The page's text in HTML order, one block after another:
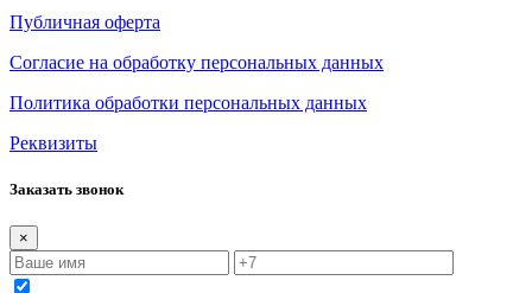
Публичная оферта
Согласие на обработку персональных данных
Политика обработки персональных данных
Реквизиты
Заказать звонок
×